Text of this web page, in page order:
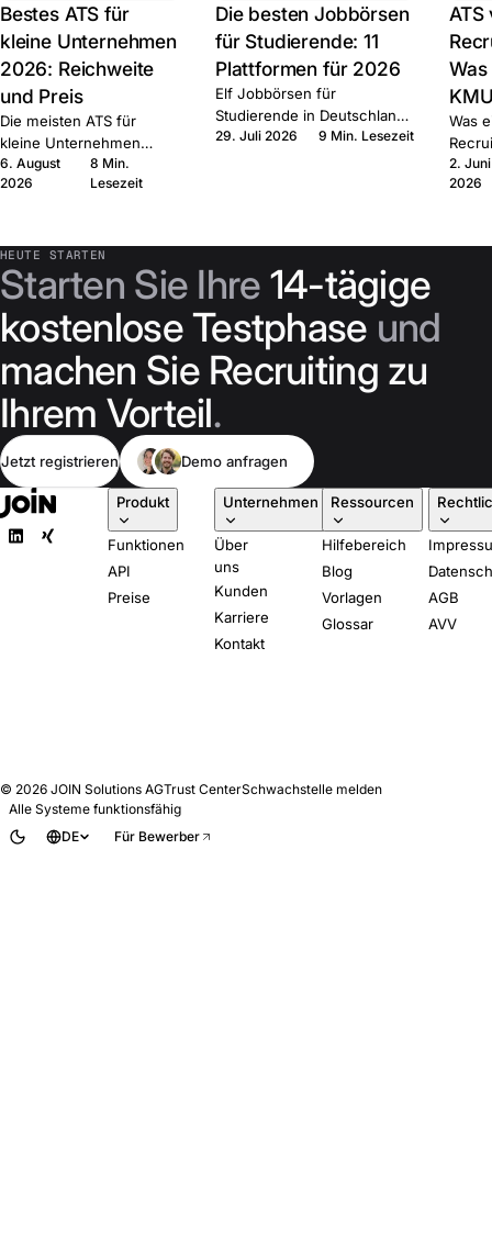
Bestes ATS für
kleine Unternehmen
2026: Reichweite
und Preis
Die meisten ATS für
kleine Unternehmen
decken dieselben
Grundfunktionen ab.
Bindung — zehn Anbieter
verglichen.
6. August
2026
8 Min.
Lesezeit
Die besten Jobbörsen
für Studierende: 11
Plattformen für 2026
Elf Jobbörsen für
Studierende in Deutschland,
plus
29. Juli 2026 9 Min. Lesezeit
ATS
Was
die
2. Juni
2026
HEUTE STARTEN
Starten Sie Ihre 14-tägige
kostenlose Testphase und
machen Sie Recruiting zu
Ihrem Vorteil.
Jetzt registrieren Demo anfragen
Produkt
Funktionen
API
Preise
Unternehmen
Über
uns
Kunden
Karriere
Kontakt
Ressourcen
Hilfebereich
Blog
Vorlagen
Glossar
AGB
AVV
© 2026 JOIN Solutions AGTrust CenterSchwachstelle melden
Alle Systeme funktionsfähig
DE
Für Bewerber